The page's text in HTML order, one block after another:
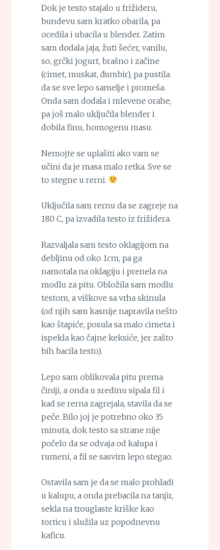
Dok je testo stajalo u frižideru,
bundevu sam kratko obarila, pa
ocedila i ubacila u blender. Zatim
sam dodala jaja, žuti šećer, vanilu,
so, grčki jogurt, brašno i začine
(cimet, muskat, đumbir), pa pustila
da se sve lepo samelje i promeša.
Onda sam dodala i mlevene orahe,
pa još malo uključila blender i
dobila finu, homogenu masu.
Nemojte se uplašiti ako vam se
učini da je masa malo retka. Sve se
to stegne u rerni.
Uključila sam rernu da se zagreje na
180 C, pa izvadila testo iz frižidera.
Razvaljala sam testo oklagijom na
debljinu od oko 1cm, pa ga
namotala na oklagiju i prenela na
modlu za pitu. Obložila sam modlu
testom, a viškove sa vrha skinula
(od njih sam kasnije napravila nešto
kao štapiće, posula sa malo cimeta i
ispekla kao čajne keksiće, jer zašto
bih bacila testo).
Lepo sam oblikovala pitu prema
činiji, a onda u sredinu sipala fil i
kad se rerna zagrejala, stavila da se
peče. Bilo joj je potrebno oko 35
minuta, dok testo sa strane nije
počelo da se odvaja od kalupa i
rumeni, a fil se sasvim lepo stegao.
Ostavila sam je da se malo prohladi
u kalupu, a onda prebacila na tanjir,
sekla na trouglaste kriške kao
torticu i služila uz popodnevnu
kaficu.